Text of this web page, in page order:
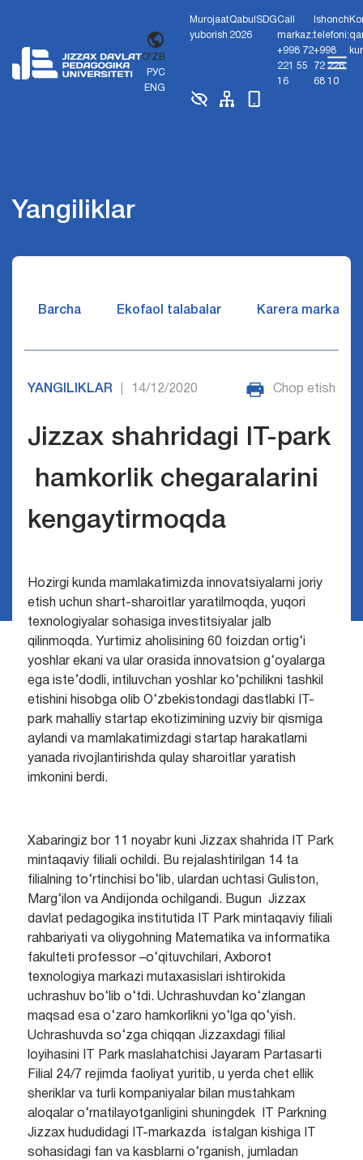
O'ZB
РУС
ENG
Murojaat
yuborish
Qabul
2026
SDGCall
markaz:
+998 72
221 55
16
Ishonch
telefoni:
+998
72 226
68 10
Yangiliklar
Barcha Ekofaol talabalar Karera markazi
YANGILIKLAR 14/12/2020 Chop etish
Jizzax shahridagi IT-park
hamkorlik chegaralarini
kengaytirmoqda
Hozirgi kunda mamlakatimizda innovatsiyalarni joriy
etish uchun shart-sharoitlar yaratilmoqda, yuqori
texnologiyalar sohasiga investitsiyalar jalb
qilinmoqda. Yurtimiz aholisining 60 foizdan ortig‘i
yoshlar ekani va ular orasida innovatsion g‘oyalarga
ega iste’dodli, intiluvchan yoshlar ko‘pchilikni tashkil
etishini hisobga olib O‘zbekistondagi dastlabki IT-
park mahalliy startap ekotizimining uzviy bir qismiga
aylandi va mamlakatimizdagi startap harakatlarni
yanada rivojlantirishda qulay sharoitlar yaratish
imkonini berdi.
Xabaringiz bor 11 noyabr kuni Jizzax shahrida IT Park
mintaqaviy filiali ochildi. Bu rejalashtirilgan 14 ta
filialning to‘rtinchisi bo‘lib, ulardan uchtasi Guliston,
Marg‘ilon va Andijonda ochilgandi. Bugun Jizzax
davlat pedagogika institutida IT Park mintaqaviy filiali
rahbariyati va oliygohning Matematika va informatika
fakulteti professor –o‘qituvchilari, Axborot
texnologiya markazi mutaxasislari ishtirokida
uchrashuv bo‘lib o‘tdi. Uchrashuvdan ko‘zlangan
maqsad esa o‘zaro hamkorlikni yo‘lga qo‘yish.
Uchrashuvda so‘zga chiqqan Jizzaxdagi filial
loyihasini IT Park maslahatchisi Jayaram Partasarti
Filial 24/7 rejimda faoliyat yuritib, u yerda chet ellik
sheriklar va turli kompaniyalar bilan mustahkam
aloqalar o‘rnatilayotganligini shuningdek IT Parkning
Jizzax hududidagi IT-markazda istalgan kishiga IT
sohasidagi fan va kasblarni o‘rganish, jumladan